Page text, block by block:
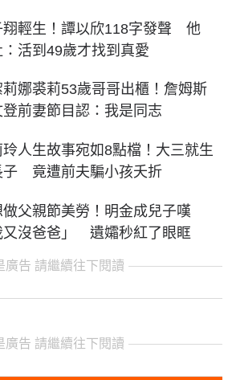
翔輕生！譚以欣118字發聲 他
：活到49歲才找到真愛
莉娜裘莉53歲哥哥出櫃！詹姆斯
登前妻節目認：我是同志
人生故事宛如8點檔！大三就生
子 竟遭前夫騙小孩夭折
做父親節美勞！明金成兒子嘆
又沒爸爸」 遺孀秒紅了眼眶
廣告 請繼續往下閱讀
廣告 請繼續往下閱讀